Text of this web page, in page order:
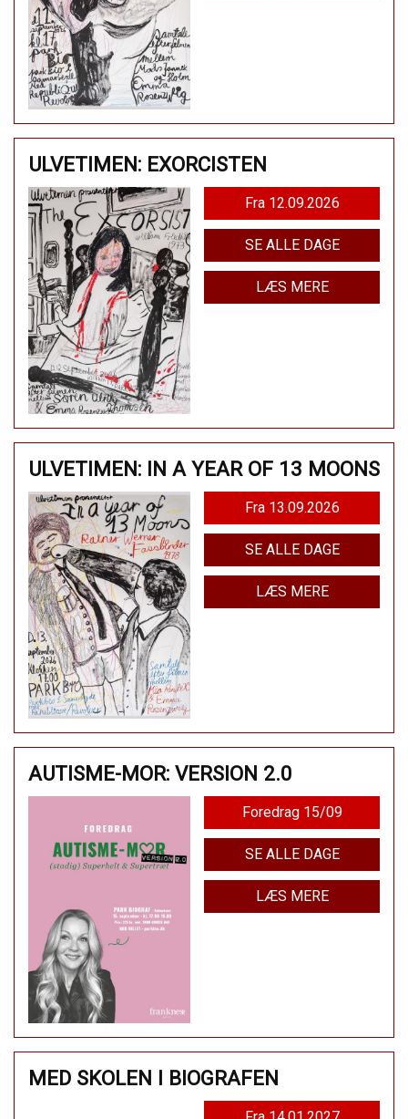
ULVETIMEN: EXORCISTEN
Fra 12.09.2026
SE ALLE DAGE
LÆS MERE
ULVETIMEN: IN A YEAR OF 13 MOONS
Fra 13.09.2026
SE ALLE DAGE
LÆS MERE
AUTISME-MOR: VERSION 2.0
Foredrag 15/09
SE ALLE DAGE
LÆS MERE
MED SKOLEN I BIOGRAFEN